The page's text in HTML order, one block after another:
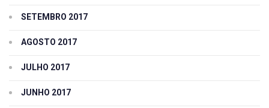
SETEMBRO 2017
AGOSTO 2017
JULHO 2017
JUNHO 2017